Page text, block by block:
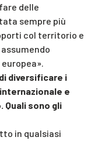
delle
sempre più
col territorio e
diversificare i
e
Quali sono gli
in qualsiasi